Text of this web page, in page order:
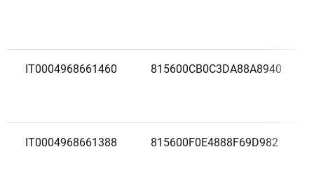
IT0004968661460 815600CB0C3DA88A8940
IT0004968661388 815600F0E4888F69D982